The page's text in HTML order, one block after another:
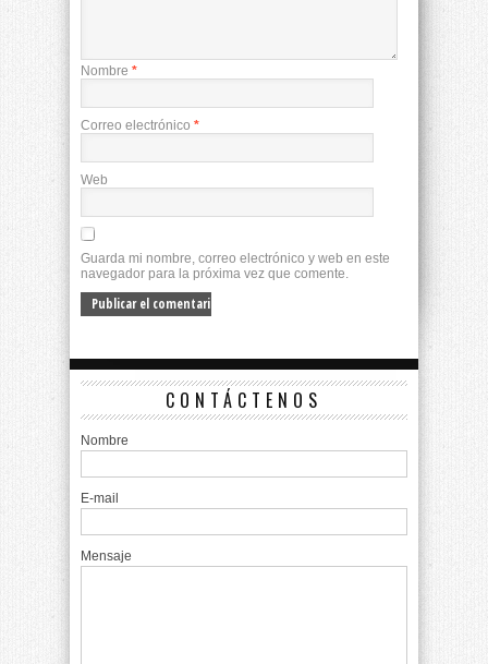
Nombre *
Correo electrónico *
Web
Guarda mi nombre, correo electrónico y web en este
navegador para la próxima vez que comente.
CONTÁCTENOS
Nombre
E-mail
Mensaje